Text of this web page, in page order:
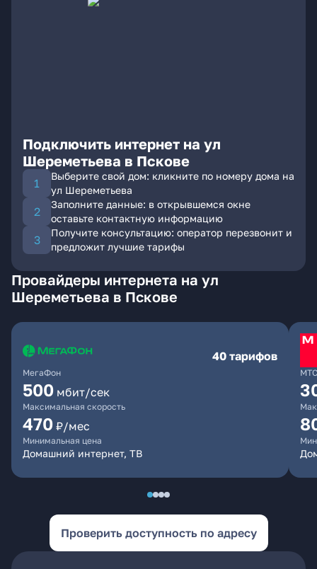
Подключить интернет на ул
Шереметьева в Пскове
Выберите свой дом: кликните по номеру дома на
ул Шереметьева
Заполните данные: в открывшемся окне
оставьте контактную информацию
Получите консультацию: оператор перезвонит и
предложит лучшие тарифы
Провайдеры интернета на ул
Шереметьева в Пскове
МегаФон
40 тарифов
500 мбит/сек
Максимальная скорость
470 ₽/мес
Минимальная цена
Домашний интернет, ТВ
МТС
Проверить доступность по адресу